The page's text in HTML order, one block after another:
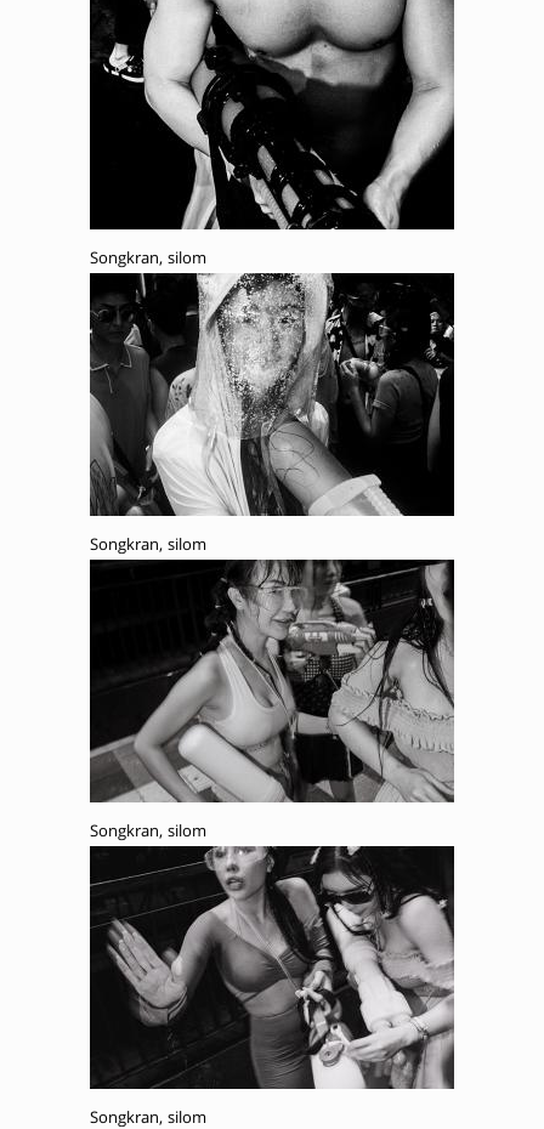
Songkran, silom
Songkran, silom
Songkran, silom
Songkran, silom